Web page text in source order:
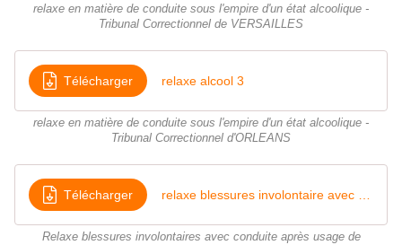
relaxe en matière de conduite sous l'empire d'un état alcoolique -
Tribunal Correctionnel de VERSAILLES
Télécharger relaxe alcool 3
relaxe en matière de conduite sous l'empire d'un état alcoolique -
Tribunal Correctionnel d'ORLEANS
Télécharger
Relaxe blessures involontaires avec conduite après usage de